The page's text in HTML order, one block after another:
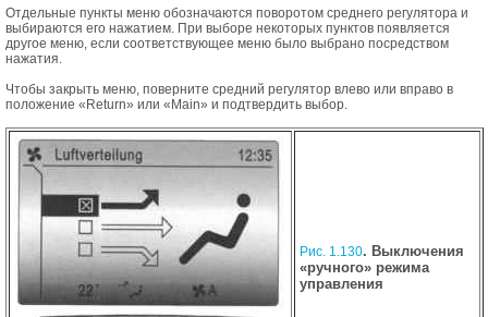
Отдельные пункты меню обозначаются поворотом среднего регулятора и
выбираются его нажатием. При выборе некоторых пунктов появляется
другое меню, если соответствующее меню было выбрано посредством
нажатия.
Чтобы закрыть меню, поверните средний регулятор влево или вправо в
положение «Return» или «Main» и подтвердить выбор.
Рис. 1.130. Выключения
«ручного» режима
управления